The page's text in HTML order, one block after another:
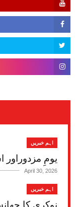
اہم خبریں
یومِ مزدوراور
April 30, 2026
اہم خبریں
نوکری کا